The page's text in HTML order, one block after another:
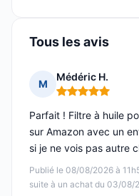
Tous les avis
M
Médéric H.
Note : 5 sur 5
Publié le 08/08/2026 à
suite à un achat du 03/08/
Parfait ! Filtre à huile
sur Amazon avec un
si je ne vois pas autre